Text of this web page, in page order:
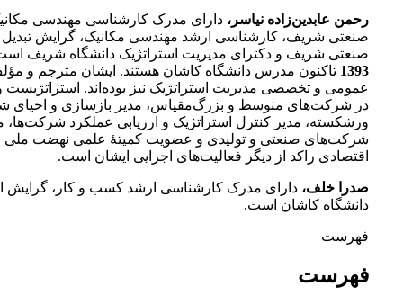
رحمن عابدین‌زاده نیاسر، دارای مدرک کارشناسی مهندسی
صنعتی شریف، کارشناسی ارشد مهندسی مکانیک، گرایش تبدیل
صنعتی شریف و دکترای مدیریت استراتژیک دانشگاه شریف
1393 تاکنون مدرس دانشگاه کاشان هستند. ایشان مترجم و
عمومی و تخصصی مدیریت استراتژیک نیز بوده‌اند.
در شرکت‌های متوسط و بزرگ‌مقیاس، مدیر بازسازی و احیای
ورشکسته، مدیر کنترل استراتژیک و ارزیابی عملکرد
شرکت‌های صنعتی و تولیدی و عضویت کمیتۀ علمی نهضت
اقتصادی راکد از دیگر فعالیت‌های اجرایی ایشان است.
صدرا خلف، دارای مدرک کارشناسی ارشد کسب و کار، گرایش
دانشگاه کاشان است.
فهرست
فهرست